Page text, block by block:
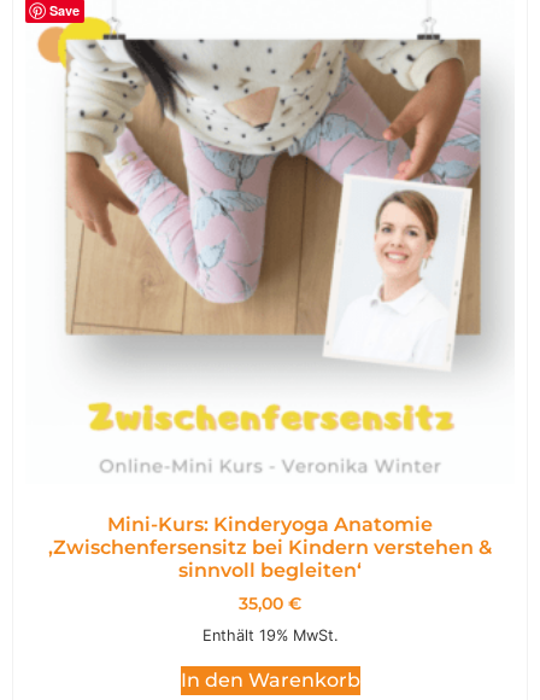
Save
Mini-Kurs: Kinderyoga Anatomie
,Zwischenfersensitz bei Kindern verstehen &
sinnvoll begleiten‘
35,00 €
Enthält 19% MwSt.
In den Warenkorb